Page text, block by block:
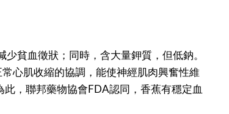
貧血徵狀；同時，含大量鉀質，但低鈉。
心肌收縮的協調，能使神經肌肉興奮性維
，聯邦藥物協會FDA認同，香蕉有穩定血